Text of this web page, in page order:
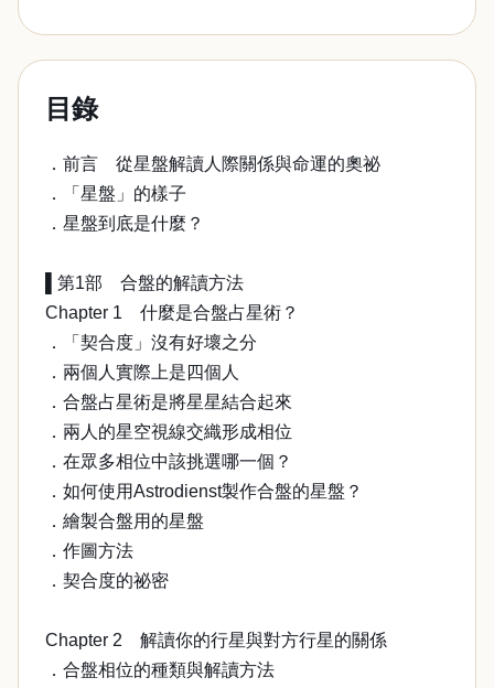
目錄
．前言 從星盤解讀人際關係與命運的奧祕
．「星盤」的樣子
．星盤到底是什麼？
▌第1部 合盤的解讀方法
Chapter 1 什麼是合盤占星術？
．「契合度」沒有好壞之分
．兩個人實際上是四個人
．合盤占星術是將星星結合起來
．兩人的星空視線交織形成相位
．在眾多相位中該挑選哪一個？
．如何使用Astrodienst製作合盤的星盤？
．繪製合盤用的星盤
．作圖方法
．契合度的祕密
Chapter 2 解讀你的行星與對方行星的關係
．合盤相位的種類與解讀方法